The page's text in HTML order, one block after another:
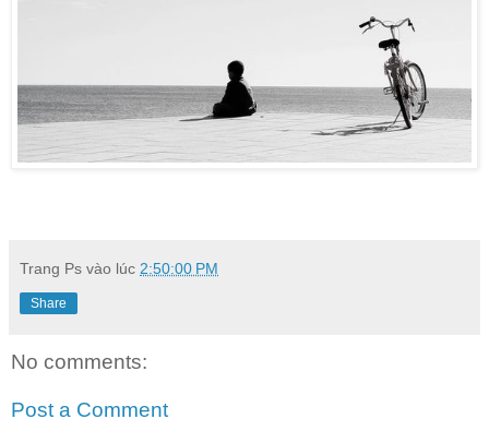
Trang Ps vào lúc 2:50:00 PM
Share
No comments:
Post a Comment